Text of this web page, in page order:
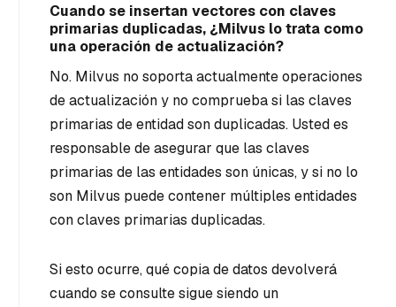
Cuando se insertan vectores con claves
primarias duplicadas, ¿Milvus lo trata como
una operación de actualización?
No. Milvus no soporta actualmente operaciones
de actualización y no comprueba si las claves
primarias de entidad son duplicadas. Usted es
responsable de asegurar que las claves
primarias de las entidades son únicas, y si no lo
son Milvus puede contener múltiples entidades
con claves primarias duplicadas.
Si esto ocurre, qué copia de datos devolverá
cuando se consulte sigue siendo un